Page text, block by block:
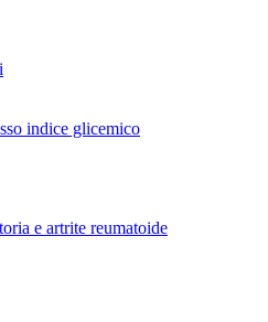
indice glicemico
e artrite reumatoide